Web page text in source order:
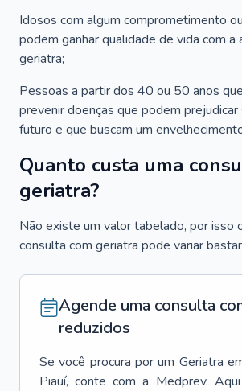
Idosos com algum comprometimento
podem ganhar qualidade de vida com a
geriatra;
Pessoas a partir dos 40 ou 50 anos
prevenir doenças que podem
futuro e que buscam um
Quanto custa uma
geriatra?
Não existe um valor tabelado, por isso
consulta com geriatra pode variar
Agende uma consulta
reduzidos
Se você procura por um Geriatra
Piauí, conte com a Medprev.